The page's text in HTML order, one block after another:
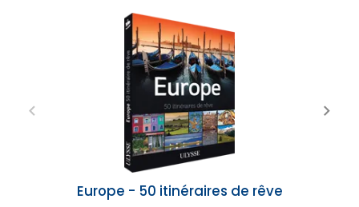
Europe - 50 itinéraires de rêve